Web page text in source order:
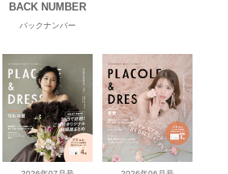
BACK NUMBER
バックナンバー